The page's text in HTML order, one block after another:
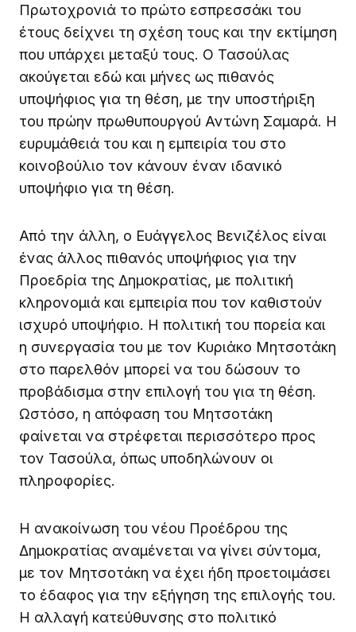
Πρωτοχρονιά το πρώτο εσπρεσσάκι του
έτους δείχνει τη σχέση τους και την εκτίμηση
που υπάρχει μεταξύ τους. Ο Τασούλας
ακούγεται εδώ και μήνες ως πιθανός
υποψήφιος για τη θέση, με την υποστήριξη
του πρώην πρωθυπουργού Αντώνη Σαμαρά. Η
ευρυμάθειά του και η εμπειρία του στο
κοινοβούλιο τον κάνουν έναν ιδανικό
υποψήφιο για τη θέση.
Από την άλλη, ο Ευάγγελος Βενιζέλος είναι
ένας άλλος πιθανός υποψήφιος για την
Προεδρία της Δημοκρατίας, με πολιτική
κληρονομιά και εμπειρία που τον καθιστούν
ισχυρό υποψήφιο. Η πολιτική του πορεία και
η συνεργασία του με τον Κυριάκο Μητσοτάκη
στο παρελθόν μπορεί να του δώσουν το
προβάδισμα στην επιλογή του για τη θέση.
Ωστόσο, η απόφαση του Μητσοτάκη
φαίνεται να στρέφεται περισσότερο προς
τον Τασούλα, όπως υποδηλώνουν οι
πληροφορίες.
Η ανακοίνωση του νέου Προέδρου της
Δημοκρατίας αναμένεται να γίνει σύντομα,
με τον Μητσοτάκη να έχει ήδη προετοιμάσει
το έδαφος για την εξήγηση της επιλογής του.
Η αλλαγή κατεύθυνσης στο πολιτικό